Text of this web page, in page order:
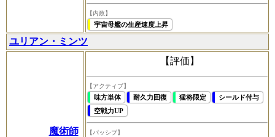
【内政】
宇宙母艦の生産速度上昇
ユリアン・ミンツ
魔術師
【評価】
【アクティブ】
味方単体 耐久力回復 猛将限定
シールド付与
空戦力UP
【パッシブ】